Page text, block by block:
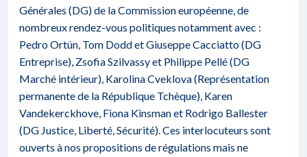
Générales (DG) de la Commission européenne, de
nombreux rendez-vous politiques notamment avec :
Pedro Ortún, Tom Dodd et Giuseppe Cacciatto (DG
Entreprise), Zsofia Szilvassy et Philippe Pellé (DG
Marché intérieur), Karolina Cveklova (Représentation
permanente de la République Tchèque), Karen
Vandekerckhove, Fiona Kinsman et Rodrigo Ballester
(DG Justice, Liberté, Sécurité). Ces interlocuteurs sont
ouverts à nos propositions de régulations mais ne